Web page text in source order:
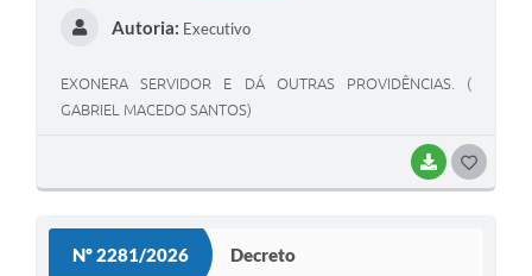
BAIXAR
Autoria: Executivo
EXONERA SERVIDOR E DÁ OUTRAS PROVIDÊNCIAS. (
GABRIEL MACEDO SANTOS)
Nº 2281/2026 Decreto